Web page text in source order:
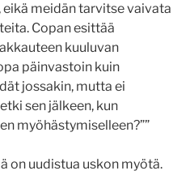
meidän tarvitse vaivata
Copan esittää
kuuluvan
päinvastoin kuin
jossakin, mutta ei
sen jälkeen, kun
myöhästymiselleen?””
on uudistua uskon myötä.